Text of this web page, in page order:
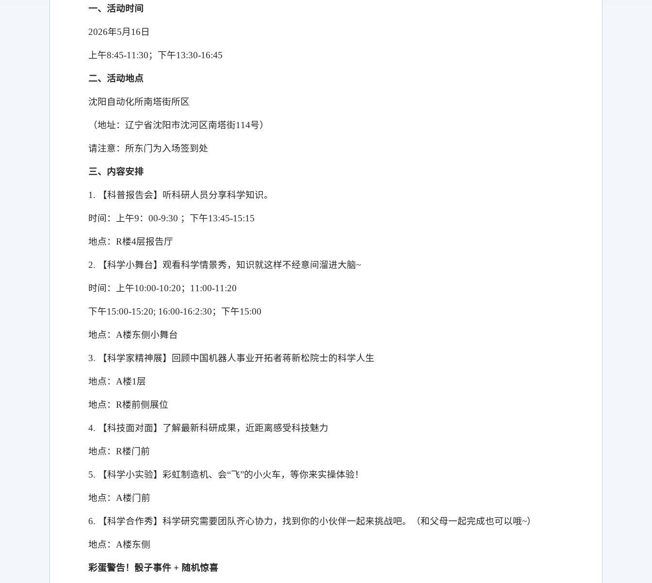
一、活动时间
2026年5月 16 日
上午8:45-11:30；下午13:30-16:45
二、活动地点
沈阳自动化所南塔街所区
（地址：辽宁省沈阳市沈河区南塔街114号）
请注意：所东门为入场签到处
三、内容安排
1. 【科普报告会】听科研人员分享科学知识。
时间：上午9： 00-9:30 ；下午13:45-15:15
地点： R楼4层报告厅
2. 【科学小舞台】观看科学情景秀，知识就这样不经意间溜进大脑~
时间：上午10:00-10:20； 11:00-11:20
下午15:00-15:20; 16:00-16:2:30；下午15:00
地点： A楼东侧小舞台
3. 【科学家精神展】回顾中国机器人事业开拓者蒋新松院士的科学人生
地点： A楼1 层
地点： R楼前侧展位
4. 【科技面对面】了解最新科研成果，近距离感受科技魅力
地点： R楼门前
5. 【科学小实验】彩虹制造机、会“飞”的小火车，等你来实操体验！
地点： A楼门前
6. 【科学合作秀】科学研究需要团队齐心协力，找到你的小伙伴一起来挑战吧。（和父母一起完成也可以哦~）
地点： A楼东侧
彩蛋警告！骰子事件 + 随机惊喜